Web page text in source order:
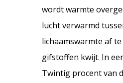
wordt warmte
lucht verwarmd
lichaamswarmte af
gifstoffen kwijt. In
Twintig procent van